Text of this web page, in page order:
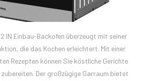
IN Einbau-Backofen überzeugt mit seiner
die das Kochen erleichtert. Mit einer
Rezepten können Sie köstliche Gerichte
Der großzügige Garraum bietet